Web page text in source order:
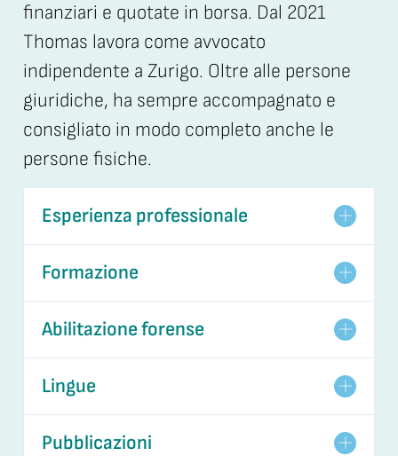
finanziari e quotate in borsa. Dal 2021
Thomas lavora come avvocato
indipendente a Zurigo. Oltre alle persone
giuridiche, ha sempre accompagnato e
consigliato in modo completo anche le
persone fisiche.
Esperienza professionale
Formazione
Abilitazione forense
Lingue
Pubblicazioni